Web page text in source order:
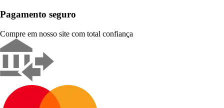
Pagamento seguro
Compre em nosso site com total confiança